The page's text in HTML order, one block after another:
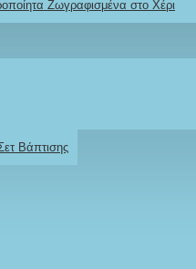
Ζωγραφισμένα στο Χέρι
Βάπτισης